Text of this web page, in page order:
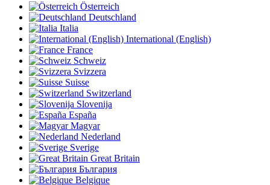
Österreich
Deutschland
Italia
International (English)
France
Schweiz
Svizzera
Suisse
Switzerland
Slovenija
España
Magyar
Nederland
Sverige
Great Britain
България
Belgique